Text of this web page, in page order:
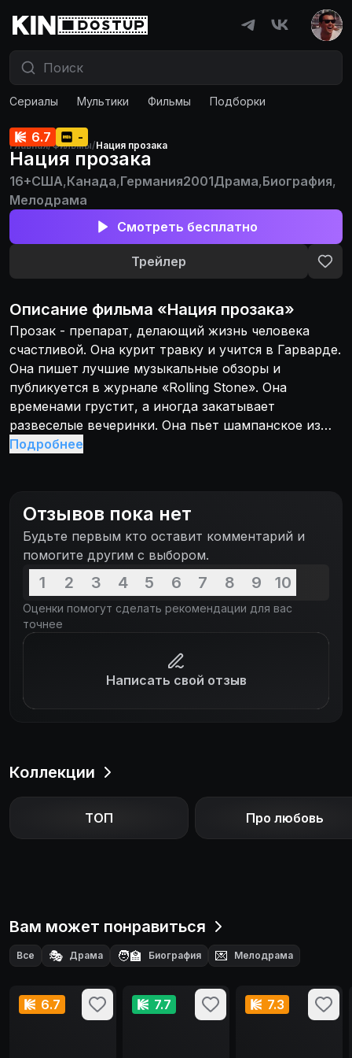
Сериалы Мультики Фильмы Подборки
Главная/Фильмы/Нация прозака
6.7 -
Нация прозака
16+США,Канада,Германия2001Драма,Биография,
Мелодрама
Смотреть бесплатно
Трейлер
Описание фильма «Нация прозака»
Прозак - препарат, делающий жизнь человека
счастливой. Она курит травку и учится в Гарварде.
Она пишет лучшие музыкальные обзоры и
публикуется в журнале «Rolling Stone». Она
временами грустит, а иногда закатывает
развеселые вечеринки. Она пьет шампанское из
горлышка и срывается в крик на окружающих. Она
человеком, выписывающим рецепты на счастье...
Подробнее
Отзывов пока нет
Будьте первым кто оставит комментарий и
помогите другим с выбором.
1 2 3 4 5 6 7 8 9 10
Оценки помогут сделать рекомендации для вас
точнее
Написать свой отзыв
Коллекции
ТОП Про любовь
Вам может понравиться
Все 🎭 Драма 🧑‍🏫 Биография 💌 Мелодрама
6.7 7.7 7.3